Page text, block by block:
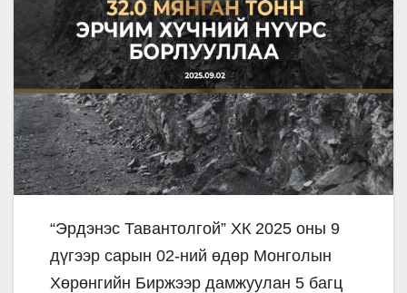
“Эрдэнэс Тавантолгой” ХК 2025 оны 9
дүгээр сарын 02-ний өдөр Монголын
Хөрөнгийн Биржээр дамжуулан 5 багц